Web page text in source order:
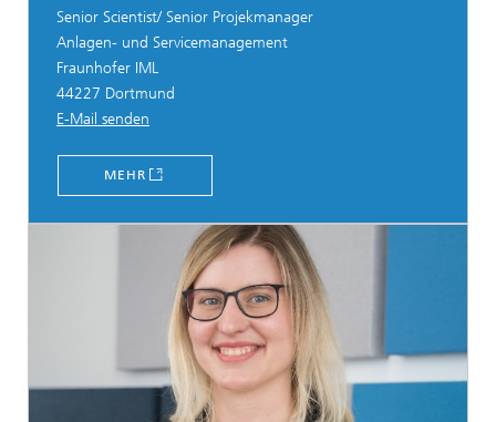
Senior Scientist/ Senior Projekmanager
Anlagen- und Servicemanagement
Fraunhofer IML
44227 Dortmund
E-Mail senden
MEHR